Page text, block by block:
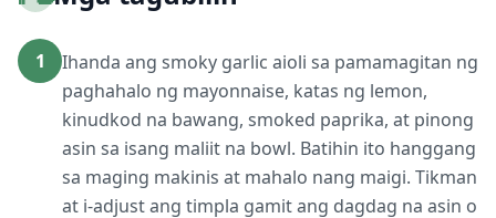
1
Ihanda ang smoky garlic aioli sa pamamagitan ng
paghahalo ng mayonnaise, katas ng lemon,
kinudkod na bawang, smoked paprika, at pinong
asin sa isang maliit na bowl. Batihin ito hanggang
sa maging makinis at mahalo nang maigi. Tikman
at i-adjust ang timpla gamit ang dagdag na asin o